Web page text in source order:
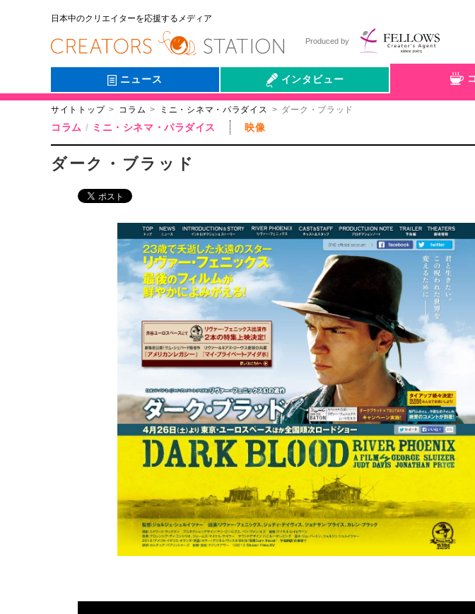
日本中のクリエイターを応援するメディア
Produced by
ニュース インタビュー
会社伝
サイトトップ コラム ミニ・シネマ・パラダイス ダーク・ブラッド
コラム ミニ・シネマ・パラダイス 映像
ダーク・ブラッド